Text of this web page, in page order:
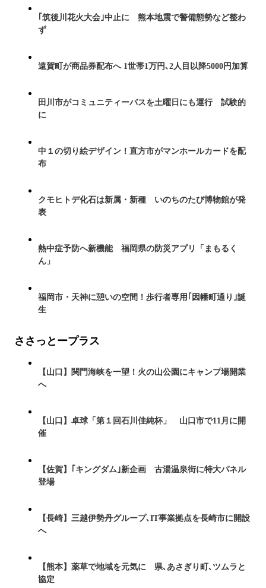
｢筑後川花火大会｣中止に 熊本地震で警備態勢など整わ
ず
遠賀町が商品券配布へ 1世帯1万円､2人目以降5000円加算
田川市がコミュニティーバスを土曜日にも運行 試験的
に
中１の切り絵デザイン！直方市がマンホールカードを配
布
クモヒトデ化石は新属・新種 いのちのたび博物館が発
表
熱中症予防へ新機能 福岡県の防災アプリ「まもるく
ん」
福岡市・天神に憩いの空間！歩行者専用｢因幡町通り｣誕
生
ささっとープラス
【山口】関門海峡を一望！火の山公園にキャンプ場開業
へ
【山口】卓球「第１回石川佳純杯」 山口市で11月に開
催
【佐賀】｢キングダム｣新企画 古湯温泉街に特大パネル
登場
【長崎】三越伊勢丹グループ､IT事業拠点を長崎市に開設
へ
【熊本】薬草で地域を元気に 県､あさぎり町､ツムラと
協定